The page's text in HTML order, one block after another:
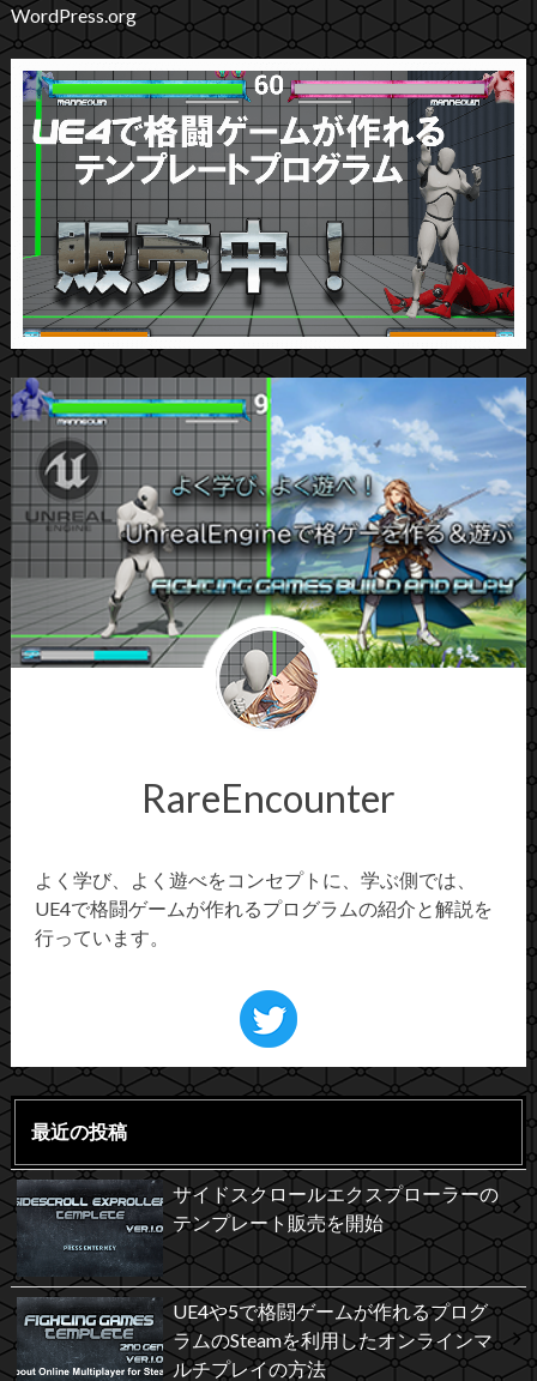
WordPress.org
RareEncounter
よく学び、よく遊べをコンセプトに、学ぶ側では、
UE4で格闘ゲームが作れるプログラムの紹介と解説を
行っています。
最近の投稿
サイドスクロールエクスプローラーの
テンプレート販売を開始
UE4や5で格闘ゲームが作れるプログ
ラムのSteamを利用したオンラインマ
ルチプレイの方法